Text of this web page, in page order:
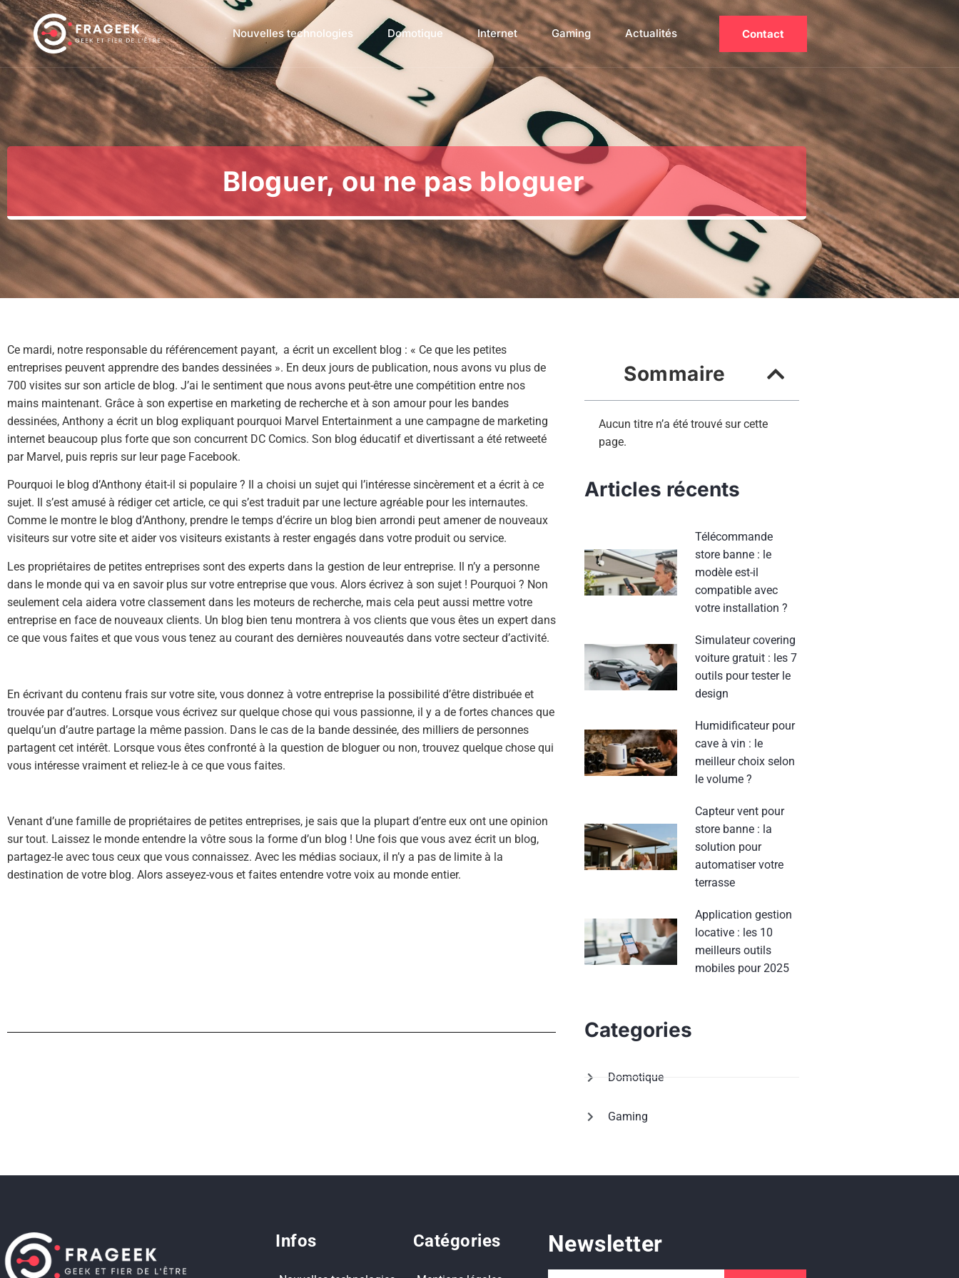
Nouvelles technologies Domotique Internet Gaming Actualités Contact
Bloguer, ou ne pas bloguer
Ce mardi, notre responsable du référencement payant, a écrit un excellent blog : « Ce que les petites
entreprises peuvent apprendre des bandes dessinées ». En deux jours de publication, nous avons vu plus de
700 visites sur son article de blog. J’ai le sentiment que nous avons peut-être une compétition entre nos
mains maintenant. Grâce à son expertise en marketing de recherche et à son amour pour les bandes
dessinées, Anthony a écrit un blog expliquant pourquoi Marvel Entertainment a une campagne de marketing
internet beaucoup plus forte que son concurrent DC Comics. Son blog éducatif et divertissant a été retweeté
par Marvel, puis repris sur leur page Facebook.
Pourquoi le blog d’Anthony était-il si populaire ? Il a choisi un sujet qui l’intéresse sincèrement et a écrit à ce
sujet. Il s’est amusé à rédiger cet article, ce qui s’est traduit par une lecture agréable pour les internautes.
Comme le montre le blog d’Anthony, prendre le temps d’écrire un blog bien arrondi peut amener de nouveaux
visiteurs sur votre site et aider vos visiteurs existants à rester engagés dans votre produit ou service.
Les propriétaires de petites entreprises sont des experts dans la gestion de leur entreprise. Il n’y a personne
dans le monde qui va en savoir plus sur votre entreprise que vous. Alors écrivez à son sujet ! Pourquoi ? Non
seulement cela aidera votre classement dans les moteurs de recherche, mais cela peut aussi mettre votre
entreprise en face de nouveaux clients. Un blog bien tenu montrera à vos clients que vous êtes un expert dans
ce que vous faites et que vous vous tenez au courant des dernières nouveautés dans votre secteur d’activité.
En écrivant du contenu frais sur votre site, vous donnez à votre entreprise la possibilité d’être distribuée et
trouvée par d’autres. Lorsque vous écrivez sur quelque chose qui vous passionne, il y a de fortes chances que
quelqu’un d’autre partage la même passion. Dans le cas de la bande dessinée, des milliers de personnes
partagent cet intérêt. Lorsque vous êtes confronté à la question de bloguer ou non, trouvez quelque chose qui
vous intéresse vraiment et reliez-le à ce que vous faites.
Venant d’une famille de propriétaires de petites entreprises, je sais que la plupart d’entre eux ont une opinion
sur tout. Laissez le monde entendre la vôtre sous la forme d’un blog ! Une fois que vous avez écrit un blog,
partagez-le avec tous ceux que vous connaissez. Avec les médias sociaux, il n’y a pas de limite à la
destination de votre blog. Alors asseyez-vous et faites entendre votre voix au monde entier.
Sommaire
Aucun titre n’a été trouvé sur cette
page.
Articles récents
Télécommande
store banne : le
modèle est-il
compatible avec
votre installation ?
Simulateur covering
voiture gratuit : les 7
outils pour tester le
design
Humidificateur pour
cave à vin : le
meilleur choix selon
le volume ?
Capteur vent pour
store banne : la
solution pour
automatiser votre
terrasse
Application gestion
locative : les 10
meilleurs outils
mobiles pour 2025
Categories
Domotique
Gaming
Infos Catégories Newsletter